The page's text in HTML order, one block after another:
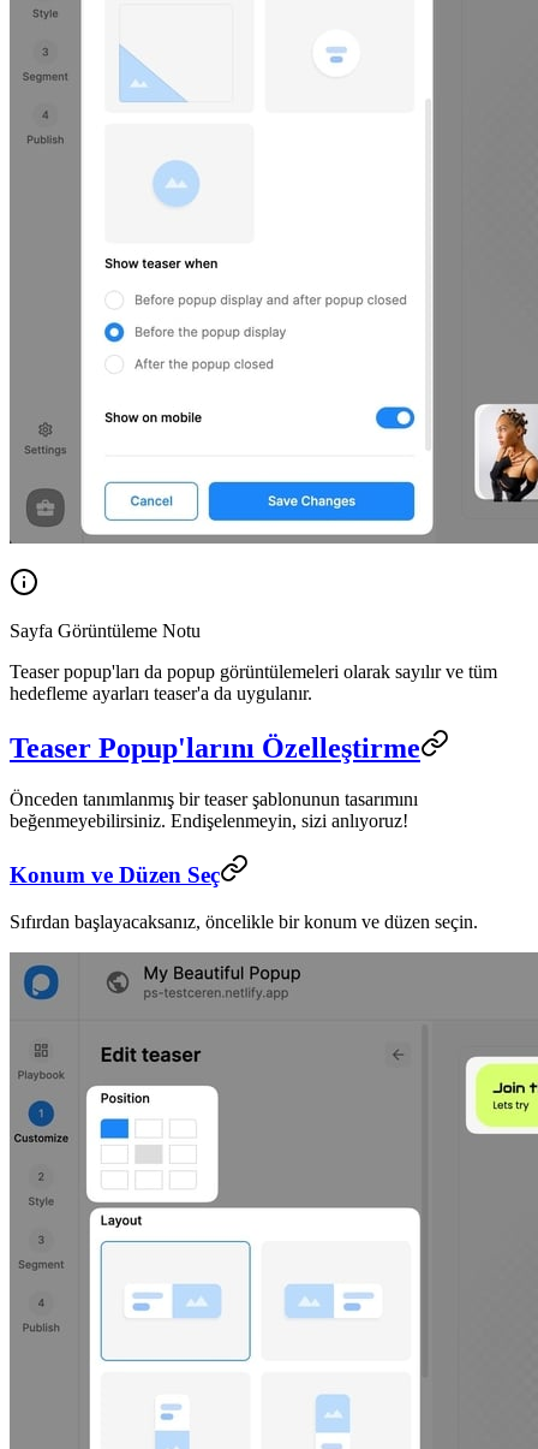
Sayfa Görüntüleme Notu
Teaser popup'ları da popup görüntülemeleri olarak sayılır ve tüm
hedefleme ayarları teaser'a da uygulanır.
Teaser Popup'larını Özelleştirme
Önceden tanımlanmış bir teaser şablonunun tasarımını
beğenmeyebilirsiniz. Endişelenmeyin, sizi anlıyoruz!
Konum ve Düzen Seç
Sıfırdan başlayacaksanız, öncelikle bir konum ve düzen seçin.